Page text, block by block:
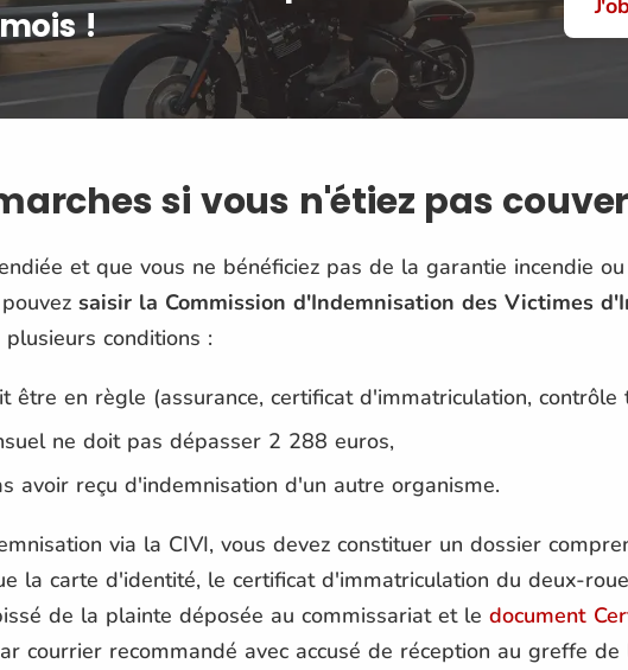
!
si vous n'étiez pas
et que vous ne bénéficiez pas de la garantie incendie
saisir la Commission d'Indemnisation des Victimes
conditions :
être en règle (assurance, certificat d'immatriculation, contrôle
ne doit pas dépasser 2 288 euros,
avoir reçu d'indemnisation d'un autre organisme.
via la CIVI, vous devez constituer un dossier
la carte d'identité, le certificat d'immatriculation du deux-
de la plainte déposée au commissariat et le document
courrier recommandé avec accusé de réception au greffe de